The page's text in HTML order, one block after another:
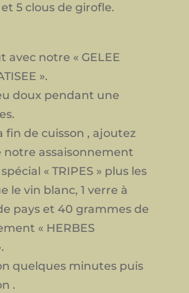
5 clous de girofle.
avec notre « GELEE
».
doux pendant une
de cuisson , ajoutez
notre assaisonnement
« TRIPES » plus les
le vin blanc, 1 verre à
pays et 40 grammes de
« HERBES
quelques minutes puis
.